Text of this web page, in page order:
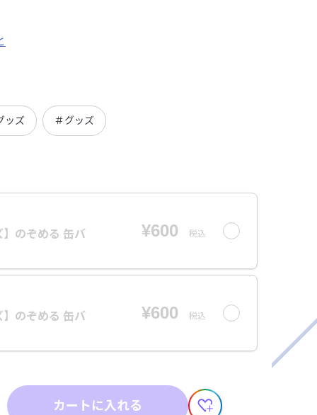
ッズ ＃グッズ
のぞめる 缶バ ¥600 税込
のぞめる 缶バ ¥600 税込
カートに入れる